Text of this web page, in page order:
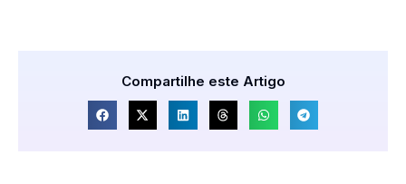
Compartilhe este Artigo